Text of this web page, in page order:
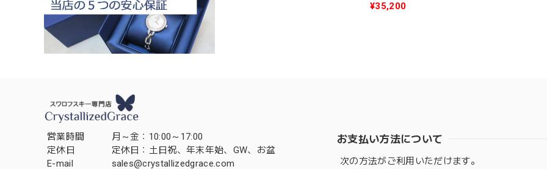
¥35,200
営業時間
月～金：10:00～17:00
定休日
定休日：土日祝、年末年始、GW、お盆
E-mail
sales@crystallizedgrace.com
お支払い方法について
次の方法がご利用いただけます。